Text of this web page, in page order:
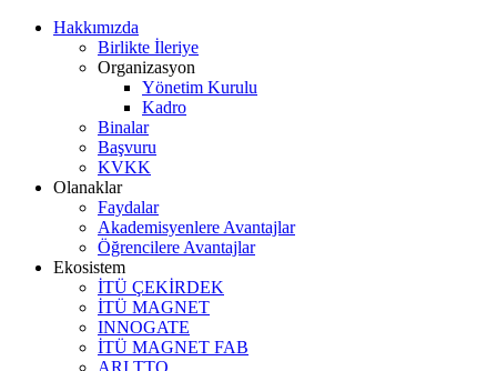
Hakkımızda
Birlikte İleriye
Organizasyon
Yönetim Kurulu
Kadro
Binalar
Başvuru
KVKK
Olanaklar
Faydalar
Akademisyenlere Avantajlar
Öğrencilere Avantajlar
Ekosistem
İTÜ ÇEKİRDEK
İTÜ MAGNET
INNOGATE
İTÜ MAGNET FAB
ARI TTO